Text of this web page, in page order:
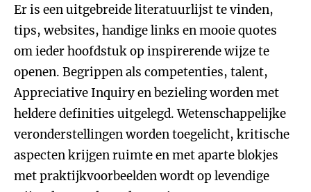
Er is een uitgebreide literatuurlijst te vinden,
tips, websites, handige links en mooie quotes
om ieder hoofdstuk op inspirerende wijze te
openen. Begrippen als competenties, talent,
Appreciative Inquiry en bezieling worden met
heldere definities uitgelegd. Wetenschappelijke
veronderstellingen worden toegelicht, kritische
aspecten krijgen ruimte en met aparte blokjes
met praktijkvoorbeelden wordt op levendige